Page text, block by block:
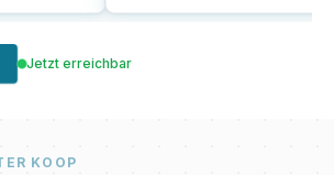
Sie
zeigen Sie
besprochen sind, nimmt
präzise auf. Dabei nutzen wir
Jetzt erreichbar
KOOP